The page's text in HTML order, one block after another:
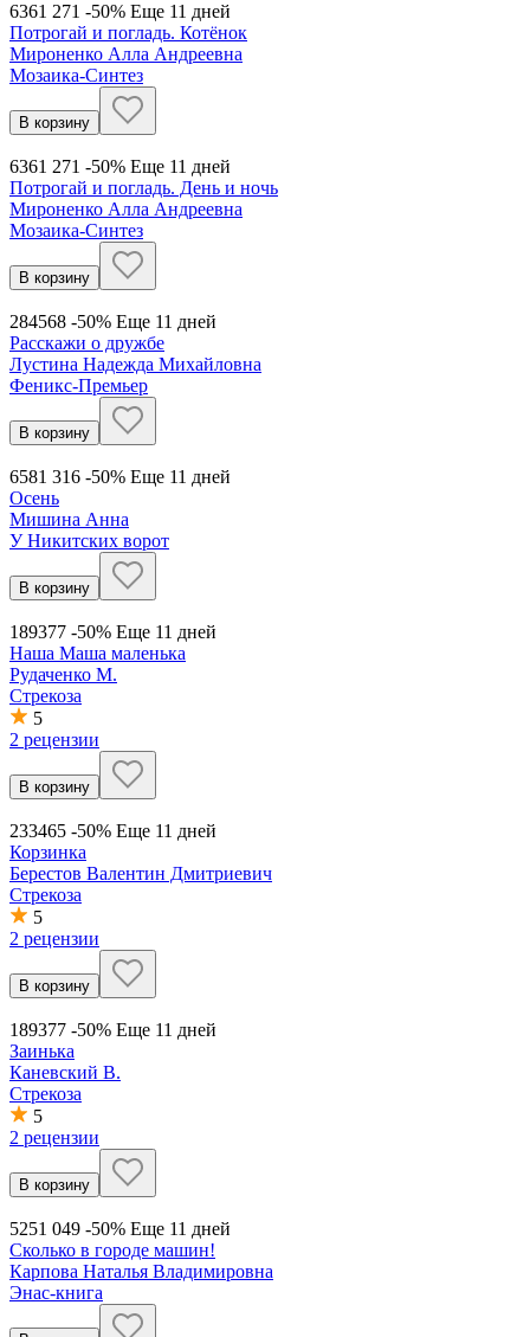
6361 271 -50% Еще 11 дней
Потрогай и погладь. Котёнок
Мироненко Алла Андреевна
Мозаика-Синтез
В корзину
6361 271 -50% Еще 11 дней
Потрогай и погладь. День и ночь
Мироненко Алла Андреевна
Мозаика-Синтез
В корзину
284568 -50% Еще 11 дней
Расскажи о дружбе
Лустина Надежда Михайловна
Феникс-Премьер
В корзину
6581 316 -50% Еще 11 дней
Осень
Мишина Анна
У Никитских ворот
В корзину
189377 -50% Еще 11 дней
Наша Маша маленька
Рудаченко М.
Стрекоза
5
2 рецензии
В корзину
233465 -50% Еще 11 дней
Корзинка
Берестов Валентин Дмитриевич
Стрекоза
5
2 рецензии
В корзину
189377 -50% Еще 11 дней
Заинька
Каневский В.
Стрекоза
5
2 рецензии
В корзину
5251 049 -50% Еще 11 дней
Сколько в городе машин!
Карпова Наталья Владимировна
Энас-книга